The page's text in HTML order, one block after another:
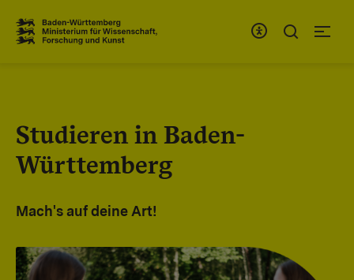
Studieren in Baden-
Württemberg
Mach's auf deine Art!